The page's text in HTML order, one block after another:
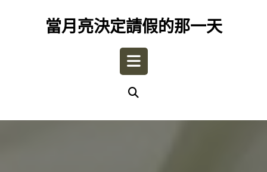
當月亮決定請假的那一天
Open